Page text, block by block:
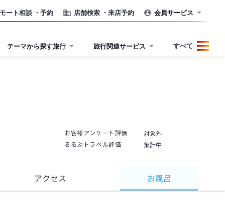
ート相談 ・予約 店舗検索 ・来店予約 会員サービス
テーマから探す旅行 旅行関連サービス すべて
お客様アンケート評価
対象外
るるぶトラベル評価
集計中
アクセス お風呂